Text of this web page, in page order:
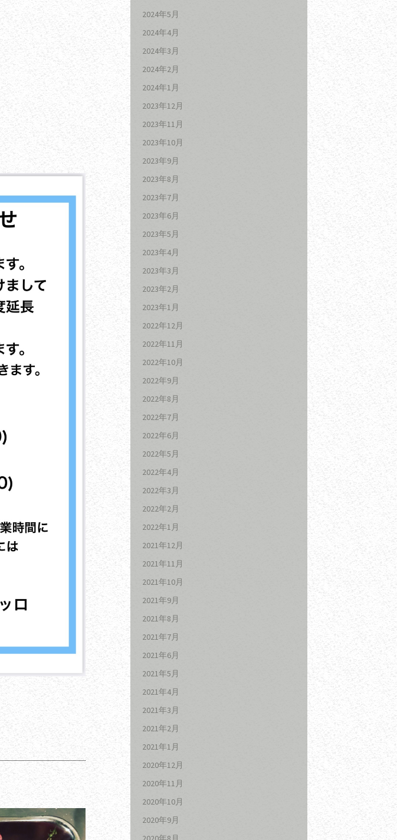
2024年5月
2024年4月
2024年3月
2024年2月
2024年1月
2023年12月
2023年11月
2023年10月
2023年9月
2023年8月
2023年7月
2023年6月
2023年5月
2023年4月
2023年3月
2023年2月
2023年1月
2022年12月
2022年11月
2022年10月
2022年9月
2022年8月
2022年7月
2022年6月
2022年5月
2022年4月
2022年3月
2022年2月
2022年1月
2021年12月
2021年11月
2021年10月
2021年9月
2021年8月
2021年7月
2021年6月
2021年5月
2021年4月
2021年3月
2021年2月
2021年1月
2020年12月
2020年11月
2020年10月
2020年9月